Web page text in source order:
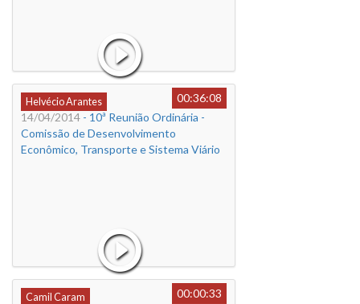
Helvécio Arantes
00:36:08
14/04/2014 - 10ª Reunião Ordinária -
Comissão de Desenvolvimento
Econômico, Transporte e Sistema Viário
Camil Caram
00:00:33